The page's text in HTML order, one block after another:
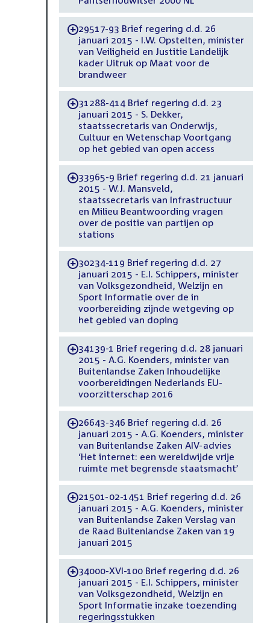
-29517-93 Brief regering d.d. 26
januari 2015 - I.W. Opstelten, minister
van Veiligheid en Justitie Landelijk
kader Uitruk op Maat voor de
brandweer
-31288-414 Brief regering d.d. 23
januari 2015 - S. Dekker,
staatssecretaris van Onderwijs,
Cultuur en Wetenschap Voortgang
op het gebied van open access
-33965-9 Brief regering d.d. 21 januari
2015 - W.J. Mansveld,
staatssecretaris van Infrastructuur
en Milieu Beantwoording vragen
over de positie van partijen op
stations
-30234-119 Brief regering d.d. 27
januari 2015 - E.I. Schippers, minister
van Volksgezondheid, Welzijn en
Sport Informatie over de in
voorbereiding zijnde wetgeving op
het gebied van doping
-34139-1 Brief regering d.d. 28 januari
2015 - A.G. Koenders, minister van
Buitenlandse Zaken Inhoudelijke
voorbereidingen Nederlands EU-
voorzitterschap 2016
-26643-346 Brief regering d.d. 26
januari 2015 - A.G. Koenders, minister
van Buitenlandse Zaken AIV-advies
‘Het internet: een wereldwijde vrije
ruimte met begrensde staatsmacht’
-21501-02-1451 Brief regering d.d. 26
januari 2015 - A.G. Koenders, minister
van Buitenlandse Zaken Verslag van
de Raad Buitenlandse Zaken van 19
januari 2015
-34000-XVI-100 Brief regering d.d. 26
januari 2015 - E.I. Schippers, minister
van Volksgezondheid, Welzijn en
Sport Informatie inzake toezending
regeringsstukken